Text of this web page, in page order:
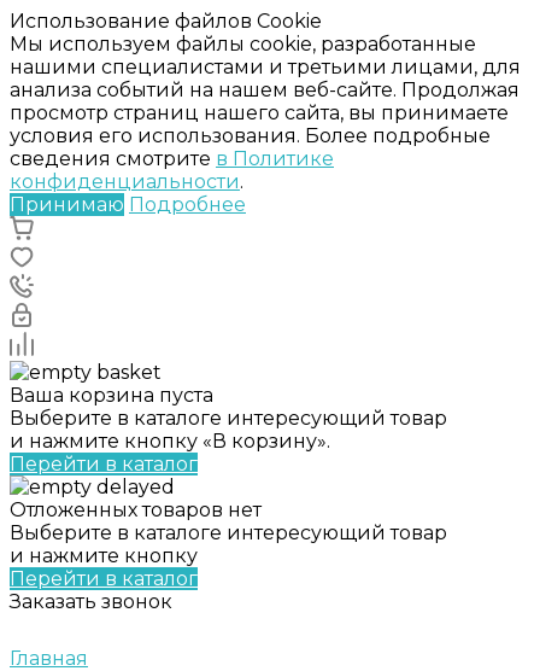
Использование файлов Cookie
Мы используем файлы cookie, разработанные
нашими специалистами и третьими лицами, для
анализа событий на нашем веб-сайте. Продолжая
просмотр страниц нашего сайта, вы принимаете
условия его использования. Более подробные
сведения смотрите в Политике
конфиденциальности.
Принимаю Подробнее
Ваша корзина пуста
Выберите в каталоге интересующий товар
и нажмите кнопку «В корзину».
Перейти в каталог
Отложенных товаров нет
Выберите в каталоге интересующий товар
и нажмите кнопку
Перейти в каталог
Заказать звонок
Главная